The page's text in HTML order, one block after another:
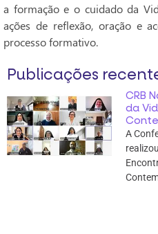
a formação e o cuidado da
ações de reflexão, oração e
processo formativo.
Publicações
CRB
da
A